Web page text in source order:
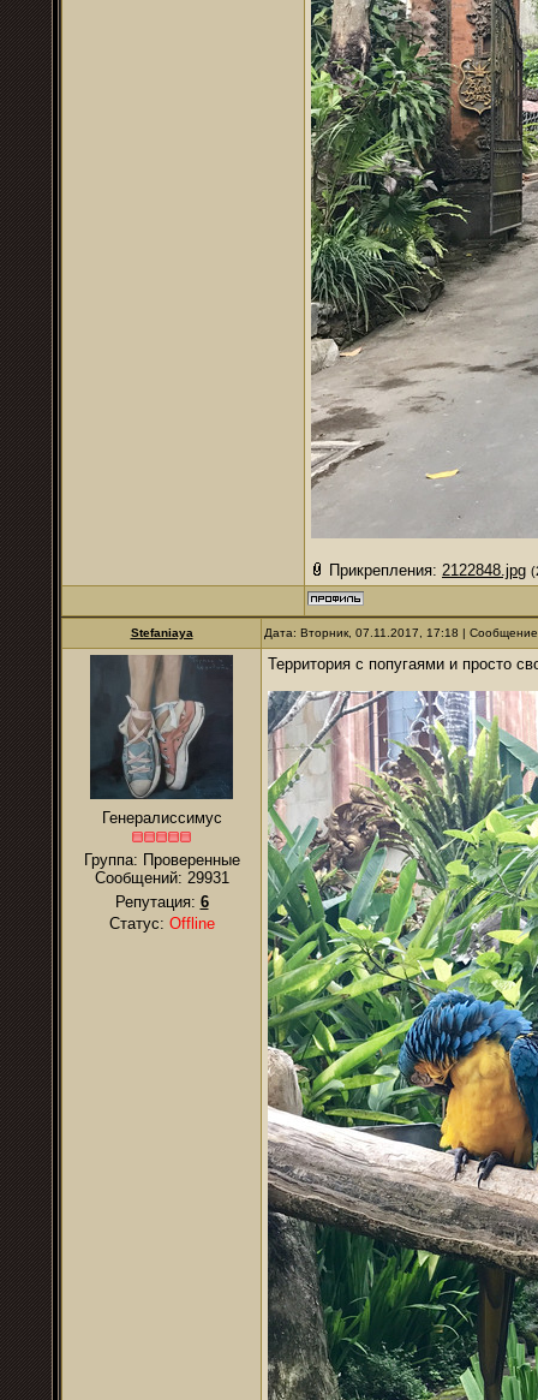
Прикрепления: 2122848.jpg
Stefaniaya Дата: Вторник, 07.11.2017, 17:18 |
Генералиссимус
Группа: Проверенные
Сообщений: 29931
Репутация: 6
Статус: Offline
Территория с попугаями и просто